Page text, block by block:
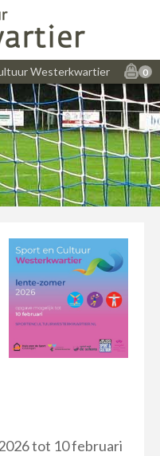
Westerkwartier 0
tot 10 februari